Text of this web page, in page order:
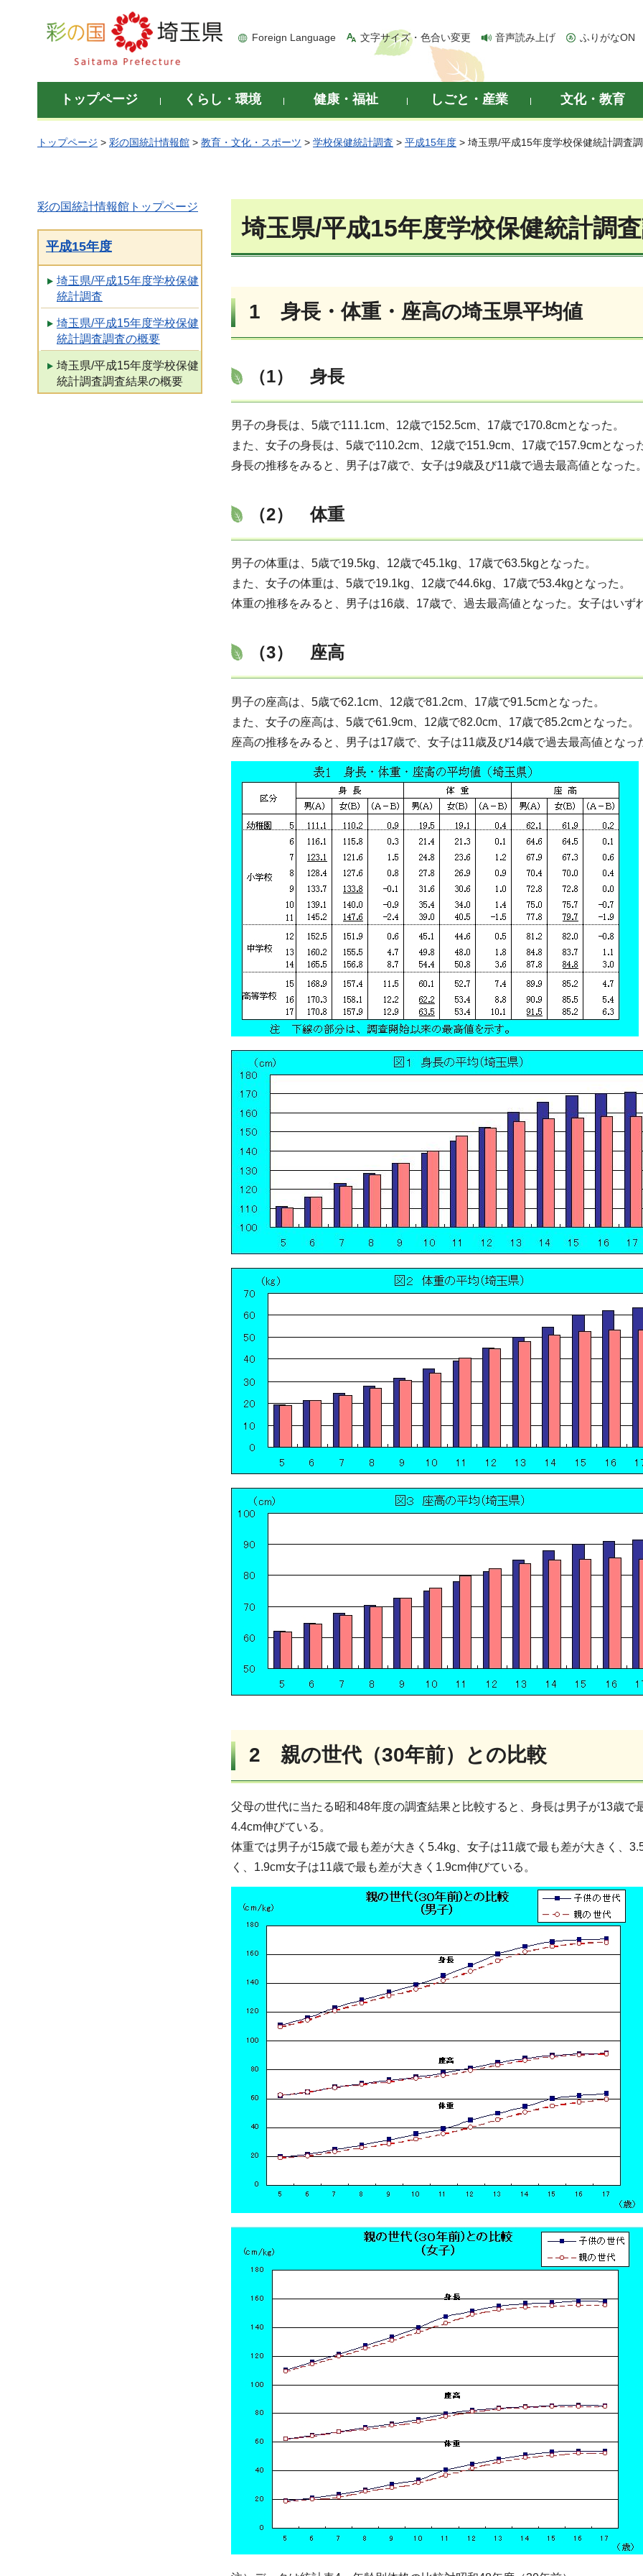
彩の国 埼玉県
Foreign Language 文字サイズ・色合い変更 音声読み上げ ふりがなON
トップページ くらし・環境 健康・福祉 しごと・産業 文化・教育
トップページ > 彩の国統計情報館 > 教育・文化・スポーツ > 学校保健統計調査 > 平成15年度 > 埼玉県/平成15年度学校保健統計調査
彩の国統計情報館トップページ
平成15年度
埼玉県/平成15年度学校保健
統計調査
埼玉県/平成15年度学校保健
統計調査調査の概要
埼玉県/平成15年度学校保健
統計調査調査結果の概要
埼玉県/平成15年度学校保健統計調
1 身長・体重・座高の埼玉県平均値
（1） 身長
男子の身長は、5歳で111.1cm、12歳で152.5cm、17歳で170.8cmとなった。
また、女子の身長は、5歳で110.2cm、12歳で151.9cm、17歳で157.9cmとなっ
身長の推移をみると、男子は7歳で、女子は9歳及び11歳で過去最高値となった
（2） 体重
男子の体重は、5歳で19.5kg、12歳で45.1kg、17歳で63.5kgとなった。
また、女子の体重は、5歳で19.1kg、12歳で44.6kg、17歳で53.4kgとなった。
体重の推移をみると、男子は16歳、17歳で、過去最高値となった。女子はいず
（3） 座高
男子の座高は、5歳で62.1cm、12歳で81.2cm、17歳で91.5cmとなった。
また、女子の座高は、5歳で61.9cm、12歳で82.0cm、17歳で85.2cmとなった。
座高の推移をみると、男子は17歳で、女子は11歳及び14歳で過去最高値となっ
2 親の世代（30年前）との比較
父母の世代に当たる昭和48年度の調査結果と比較すると、身長は男子が13歳
4.4cm伸びている。
体重では男子が15歳で最も差が大きく5.4kg、女子は11歳で最も差が大きく、
く、1.9cm女子は11歳で最も差が大きく1.9cm伸びている。